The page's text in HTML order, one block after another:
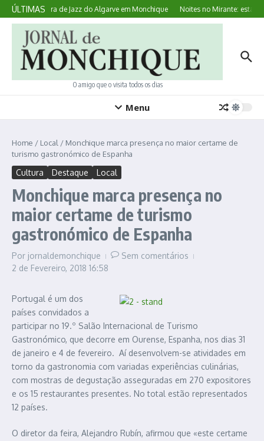
Ir para o conteúdo
ÚLTIMAS
Orquestra de Jazz do Algarve em Monchique Noites no Mirante:
O amigo que o visita todos os dias
Menu
Home / Local / Monchique marca presença no maior certame de
turismo gastronómico de Espanha
Cultura Destaque Local
Monchique marca presença no
maior certame de turismo
gastronómico de Espanha
Por jornaldemonchique
Sem comentários
2 de Fevereiro, 2018 16:58
Portugal é um dos
países convidados a
participar no 19.º Salão Internacional de Turismo
Gastronómico, que decorre em Ourense, Espanha, nos dias 31
de janeiro e 4 de fevereiro. Aí desenvolvem-se atividades em
torno da gastronomia com variadas experiências culinárias,
com mostras de degustação asseguradas em 270 expositores
e os 15 restaurantes presentes. No total estão representados
12 países.
O diretor da feira, Alejandro Rubín, afirmou que «este certame